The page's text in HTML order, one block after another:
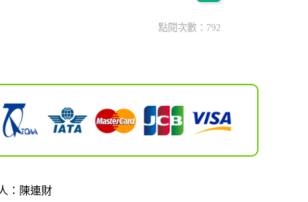
點閱次數：792
：陳連財